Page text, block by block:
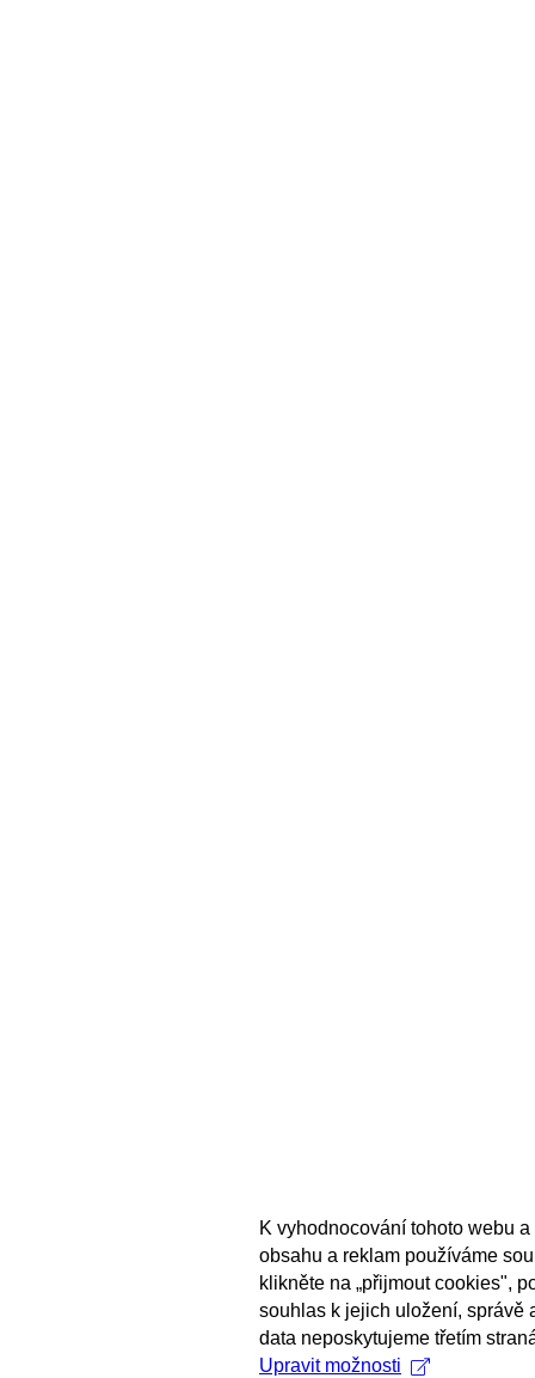
K vyhodnocování tohoto webu
obsahu a reklam používáme
klikněte na „přijmout cookies",
souhlas k jejich uložení, správě
data neposkytujeme třetím
Upravit možnosti